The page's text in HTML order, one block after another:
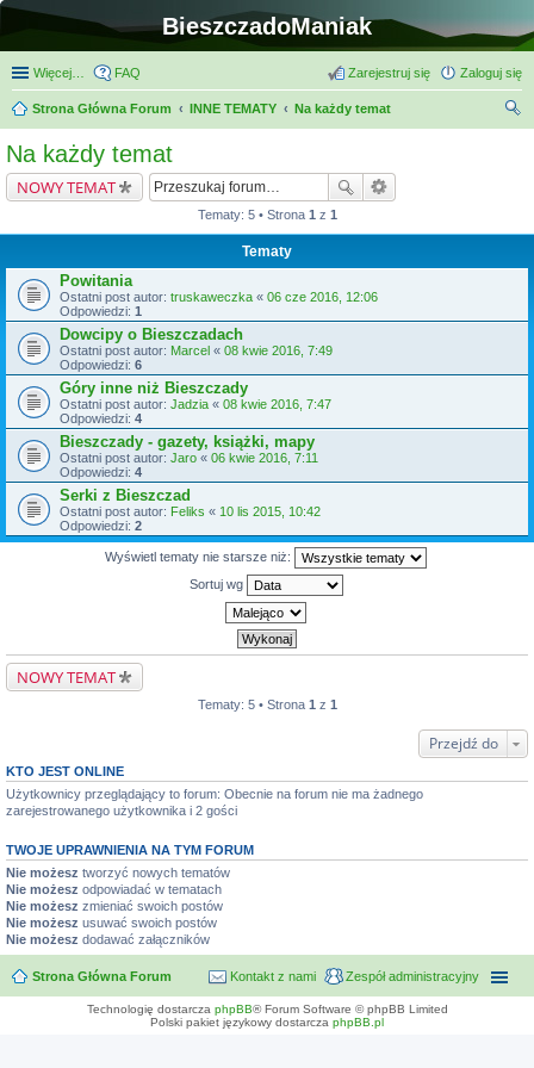
BieszczadoManiak
Więcej… FAQ Zaloguj się
Zarejestruj się
Strona Główna Forum INNE TEMATY
Na każdy temat
Na każdy temat
NOWY TEMAT
Tematy: 5 • Strona 1 z 1
Tematy
Powitania
Ostatni post autor: truskaweczka « 06 cze 2016, 12:06
Odpowiedzi: 1
Dowcipy o Bieszczadach
Ostatni post autor: Marcel « 08 kwie 2016, 7:49
Odpowiedzi: 6
Góry inne niż Bieszczady
Ostatni post autor: Jadzia « 08 kwie 2016, 7:47
Odpowiedzi: 4
Bieszczady - gazety, książki, mapy
Ostatni post autor: Jaro « 06 kwie 2016, 7:11
Odpowiedzi: 4
Serki z Bieszczad
Ostatni post autor: Feliks « 10 lis 2015, 10:42
Odpowiedzi: 2
Wyświetl tematy nie starsze niż:
Sortuj wg
NOWY TEMAT
Tematy: 5 • Strona 1 z 1
Przejdź do
KTO JEST ONLINE
Użytkownicy przeglądający to forum: Obecnie na forum nie ma żadnego
zarejestrowanego użytkownika i 2 gości
TWOJE UPRAWNIENIA NA TYM FORUM
Nie możesz tworzyć nowych tematów
Nie możesz odpowiadać w tematach
Nie możesz zmieniać swoich postów
Nie możesz usuwać swoich postów
Nie możesz dodawać załączników
Strona Główna Forum Zespół administracyjny
Kontakt z nami
Technologię dostarcza phpBB® Forum Software © phpBB Limited
Polski pakiet językowy dostarcza phpBB.pl